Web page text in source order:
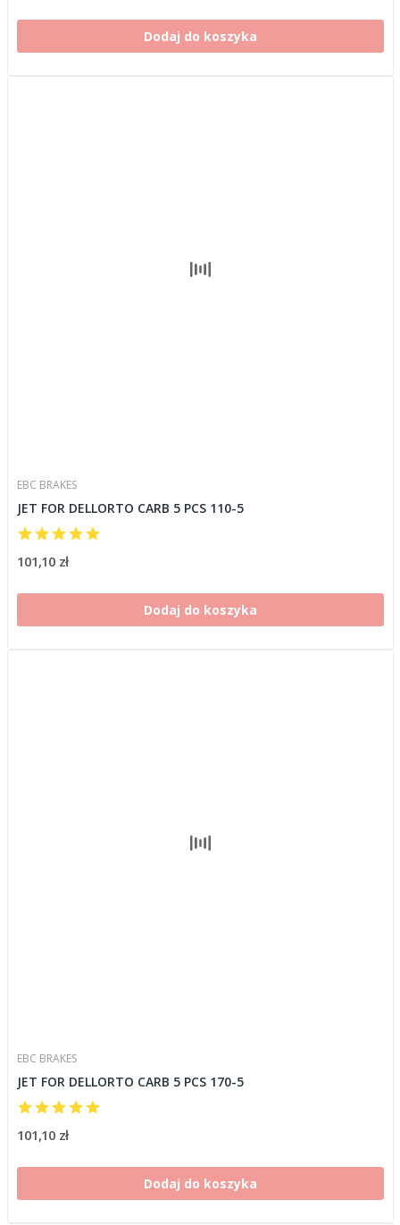
Dodaj do koszyka
EBC BRAKES
JET FOR DELLORTO CARB 5 PCS 110-5
101,10 zł
Dodaj do koszyka
EBC BRAKES
JET FOR DELLORTO CARB 5 PCS 170-5
101,10 zł
Dodaj do koszyka